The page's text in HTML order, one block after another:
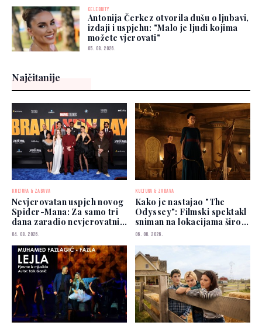
CELEBRITY
Antonija Čerkez otvorila dušu o ljubavi,
izdaji i uspjehu: "Malo je ljudi kojima
možete vjerovati"
05. 08. 2026.
Najčitanije
KULTURA & ZABAVA
Nevjerovatan uspjeh novog
Spider-Mana: Za samo tri
dana zaradio nevjerovatnih
927 miliona dolara
04. 08. 2026.
KULTURA & ZABAVA
Kako je nastajao "The
Odyssey": Filmski spektakl
sniman na lokacijama širom
svijeta
06. 08. 2026.